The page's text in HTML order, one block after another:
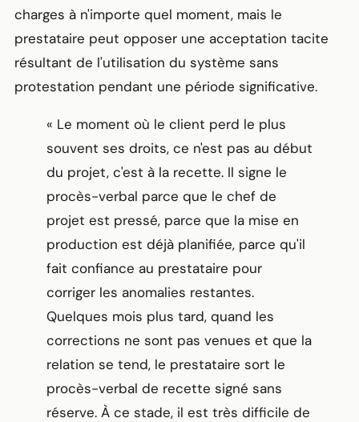
charges à n'importe quel moment, mais le
prestataire peut opposer une acceptation tacite
résultant de l'utilisation du système sans
protestation pendant une période significative.
« Le moment où le client perd le plus
souvent ses droits, ce n'est pas au début
du projet, c'est à la recette. Il signe le
procès-verbal parce que le chef de
projet est pressé, parce que la mise en
production est déjà planifiée, parce qu'il
fait confiance au prestataire pour
corriger les anomalies restantes.
Quelques mois plus tard, quand les
corrections ne sont pas venues et que la
relation se tend, le prestataire sort le
procès-verbal de recette signé sans
réserve. À ce stade, il est très difficile de